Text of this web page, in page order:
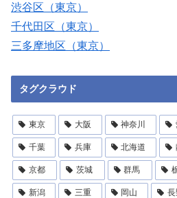
渋谷区（東京）
千代田区（東京）
三多摩地区（東京）
タグクラウド
東京 大阪 神奈川
千葉 兵庫 北海道
京都 茨城 群馬
新潟 三重 岡山 長